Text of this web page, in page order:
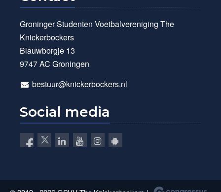
Groninger Studenten Voetbalvereniging The
Knickerbockers
Blauwborgje 13
9747 AC Groningen
bestuur@knickerbockers.nl
Social media